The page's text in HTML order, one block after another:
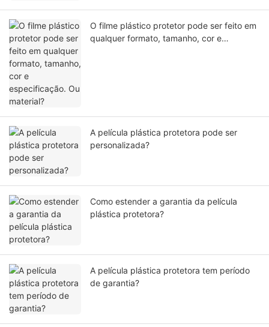
O filme plástico protetor pode ser feito em
qualquer formato, tamanho, cor e
A película plástica protetora pode ser
personalizada?
Como estender a garantia da película
plástica protetora?
A película plástica protetora tem período
de garantia?